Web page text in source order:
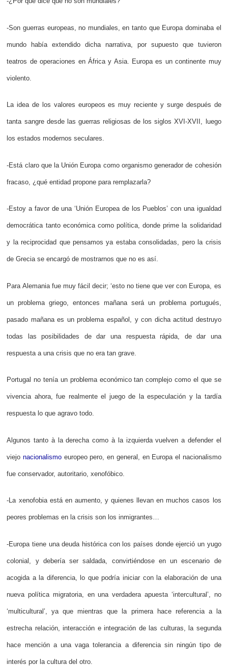
-Son guerras europeas, no mundiales, en tanto que Europa dominaba el
mundo había extendido dicha narrativa, por supuesto que tuvieron
teatros de operaciones en África y Asia. Europa es un continente muy
violento.
La idea de los valores europeos es muy reciente y surge después de
tanta sangre desde las guerras religiosas de los siglos XVI-XVII, luego
los estados modernos seculares.
-Está claro que la Unión Europa como organismo generador de cohesión
fracaso, ¿qué entidad propone para remplazarla?
-Estoy a favor de una ‘Unión Europea de los Pueblos’ con una igualdad
democrática tanto económica como política, donde prime la solidaridad
y la reciprocidad que pensamos ya estaba consolidadas, pero la crisis
de Grecia se encargó de mostrarnos que no es así.
Para Alemania fue muy fácil decir; ‘esto no tiene que ver con Europa, es
un problema griego, entonces mañana será un problema portugués,
pasado mañana es un problema español, y con dicha actitud destruyo
todas las posibilidades de dar una respuesta rápida, de dar una
respuesta a una crisis que no era tan grave.
Portugal no tenía un problema económico tan complejo como el que se
vivencia ahora, fue realmente el juego de la especulación y la tardía
respuesta lo que agravo todo.
Algunos tanto à la derecha como à la izquierda vuelven a defender el
viejonacionalismo europeo pero, en general, en Europa el nacionalismo
fue conservador, autoritario, xenofóbico.
-La xenofobia está en aumento, y quienes llevan en muchos casos los
peores problemas en la crisis son los inmigrantes…
-Europa tiene una deuda histórica con los países donde ejerció un yugo
colonial, y debería ser saldada, convirtiéndose en un escenario de
acogida a la diferencia, lo que podría iniciar con la elaboración de una
nueva política migratoria, en una verdadera apuesta ‘intercultural’, no
‘multicultural’, ya que mientras que la primera hace referencia a la
estrecha relación, interacción e integración de las culturas, la segunda
hace mención a una vaga tolerancia a diferencia sin ningún tipo de
interés por la cultura del otro.